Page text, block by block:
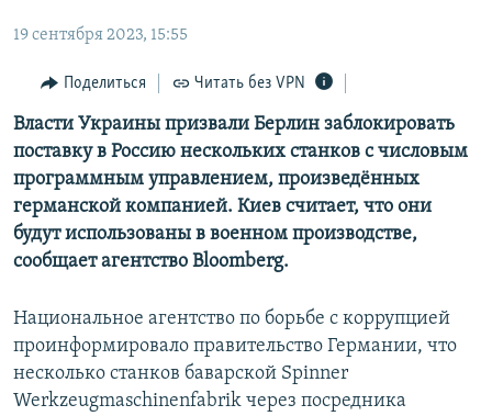
главной
навигации
Вернутся
поиску
11 ЛЕТ ОККУПАЦИИ КРЫМА. 11 ИСТОРИЙ СОПРОТИВЛЕНИЯ
ЕЩЕ
ИНТЕРАКТИВ
ИНФОГРАФИКА
ТЕЛЕПРОЕКТ КРЫМ.РЕАЛИИ
СОВЕТЫ ПРАВОЗАЩИТНИКОВ
ПРОПАВШИЕ БЕЗ ВЕСТИ
КРЫМ.НЕПОКОРЕННЫЙ
УКРАИНСКАЯ ПРОБЛЕМА КРЫМА
РАДІО СВОБОДА
КАК ОБОЙТИ БЛОКИРОВКУ
Українською
Qırımtatar
19 сентября 2023, 15:55
Поделиться Читать без VPN
Власти Украины призвали Берлин заблокировать
поставку в Россию нескольких станков с числовым
программным управлением, произведённых
германской компанией. Киев считает, что они
будут использованы в военном производстве,
сообщает агентство Bloomberg.
Национальное агентство по борьбе с коррупцией
проинформировало правительство Германии, что
несколько станков баварской Spinner
Werkzeugmaschinenfabrik через посредника